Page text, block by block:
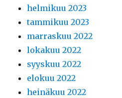
helmikuu 2023
tammikuu 2023
marraskuu 2022
lokakuu 2022
syyskuu 2022
elokuu 2022
heinäkuu 2022